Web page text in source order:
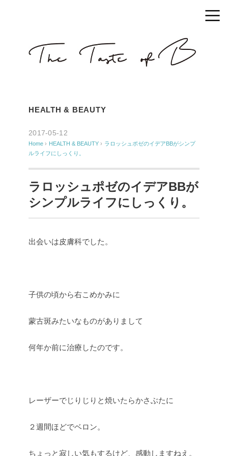
HEALTH & BEAUTY
2017-05-12
Home › HEALTH & BEAUTY › ラロッシュポゼのイデアBBがシンプ
ルライフにしっくり。
ラロッシュポゼのイデアBBが
シンプルライフにしっくり。
出会いは皮膚科でした。
子供の頃から右こめかみに
蒙古斑みたいなものがありまして
何年か前に治療したのです。
レーザーでじりじりと焼いたらかさぶたに
２週間ほどでベロン。
ちょっと寂しい気もするけど、感動しますねえ。